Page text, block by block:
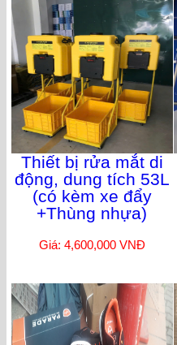
Thiết bị rửa mắt di
động, dung tích 53L
(có kèm xe đẩy
+Thùng nhựa)
Giá: 4,600,000 VNĐ